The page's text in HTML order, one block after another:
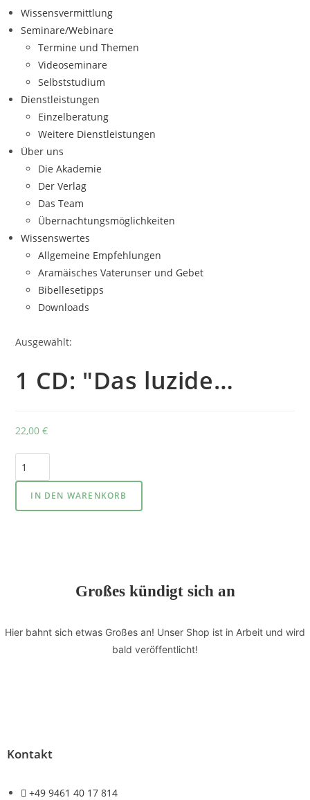
Wissensvermittlung
Seminare/Webinare
Termine und Themen
Videoseminare
Selbststudium
Dienstleistungen
Einzelberatung
Weitere Dienstleistungen
Über uns
Die Akademie
Der Verlag
Das Team
Übernachtungsmöglichkeiten
Wissenswertes
Allgemeine Empfehlungen
Aramäisches Vaterunser und Gebet
Bibellesetipps
Downloads
Ausgewählt:
1 CD: "Das luzide…
22,00€
IN DEN WARENKORB
Großes kündigt sich an
Hier bahnt sich etwas Großes an! Unser Shop ist in Arbeit und wird
bald veröffentlicht!
Kontakt
+49 9461 40 17 814